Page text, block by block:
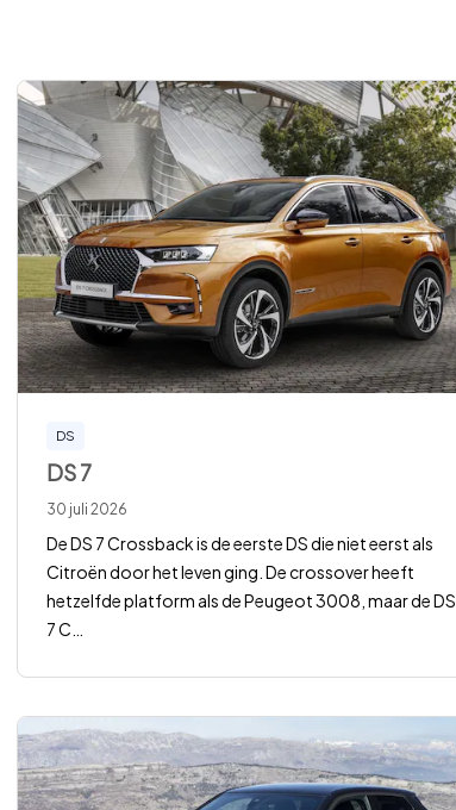
DS
DS 7
30 juli 2026
De DS 7 Crossback is de eerste DS die niet eerst als
Citroën door het leven ging. De crossover heeft
hetzelfde platform als de Peugeot 3008, maar de DS
7 C